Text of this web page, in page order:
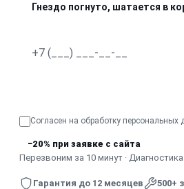
Гнездо погнуто, шатается в
Согласен на обработку персональных
−20% при заявке с сайта
Перезвоним за 10 минут ·
Гарантия до 12 месяцев
500+